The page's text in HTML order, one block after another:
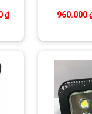
khắc nghiệt ngoài
₫Khoảng giá: từ960.000